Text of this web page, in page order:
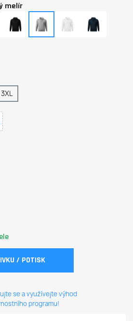
melír
černá
šedý
melír
bílá
námořní
modrá
3XL
/ POTISK
se a využívejte výhod
programu!